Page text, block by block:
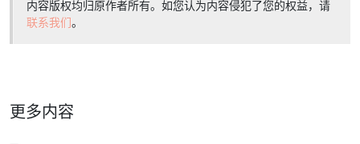
内容版权均归原作者所有。如您认为内容侵犯了您的权益，请
联系我们。
更多内容